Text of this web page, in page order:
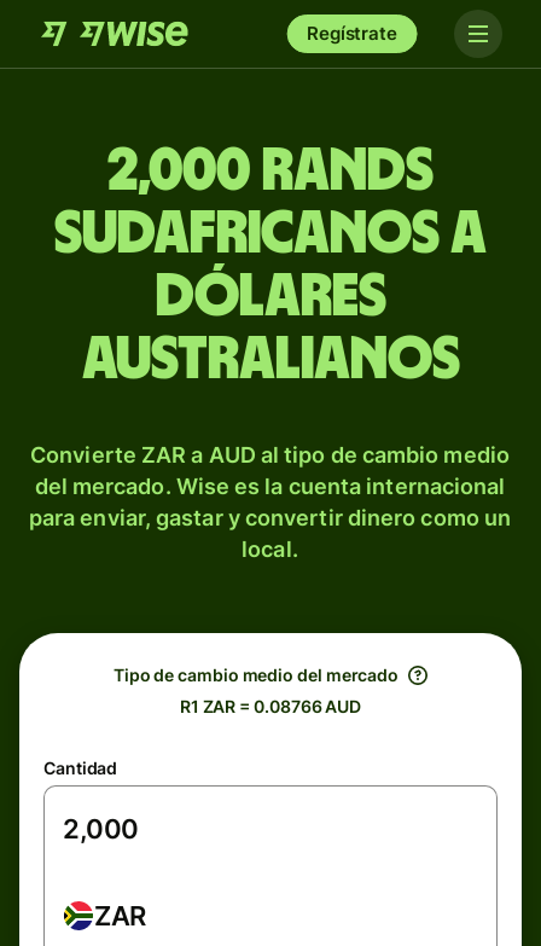
Regístrate
2,000 rands
sudafricanos a
dólares
australianos
Convierte ZAR a AUD al tipo de cambio medio
del mercado. Wise es la cuenta internacional
para enviar, gastar y convertir dinero como un
local.
Tipo de cambio medio del mercado
R1 ZAR = 0.08766 AUD
Cantidad
ZAR